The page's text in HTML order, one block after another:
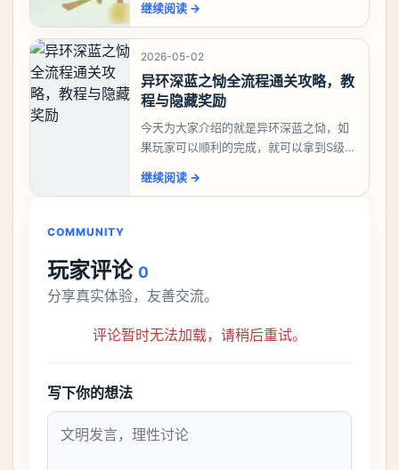
大、夫、夰、巾、中、虫、下、虾、卜、
囗、吓、卟、
继续阅读 →
2026-05-02
异环深蓝之恸全流程通关攻略，教
程与隐藏奖励
今天为大家介绍的就是异环深蓝之恸，如
果玩家可以顺利的完成，就可以拿到S级弧
比较高的，对于那些新手玩家并不建议直
继续阅读 →
COMMUNITY
玩家评论 0
分享真实体验，友善交流。
评论暂时无法加载，请稍后重试。
写下你的想法